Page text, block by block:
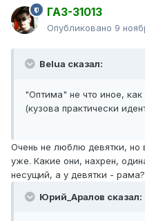
ГАЗ-31013
Опубликовано 9
Belua сказал:
"Оптима" не что иное,
(кузова практически
Очень не люблю девятки, но
уже. Какие они, нахрен,
несущий, а у девятки -
Юрий_Аралов сказал: